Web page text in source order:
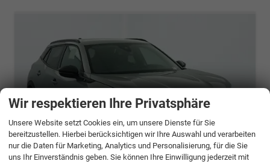
Wir respektieren Ihre Privatsphäre
Unsere Website setzt Cookies ein, um unsere Dienste für Sie
bereitzustellen. Hierbei berücksichtigen wir Ihre Auswahl und verarbeiten
nur die Daten für Marketing, Analytics und Personalisierung, für die Sie
uns Ihr Einverständnis geben. Sie können Ihre Einwilligung jederzeit mit